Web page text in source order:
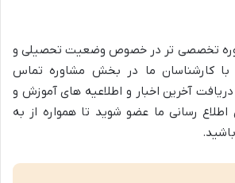
تخصصی تر در خصوص وضعیت تحصیلی و
کارشناسان ما در بخش مشاوره تماس
آخرین اخبار و اطلاعیه های آموزش و
رسانی ما عضو شوید تا همواره از به